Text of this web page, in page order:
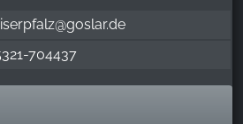
704437